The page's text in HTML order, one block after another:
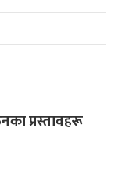
प्रस्तावहरू